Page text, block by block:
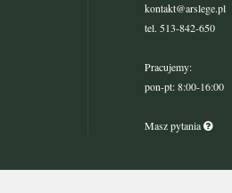
kontakt@arslege.pl
tel. 513-842-650
Pracujemy:
pon-pt: 8:00-16:00
Masz pytania